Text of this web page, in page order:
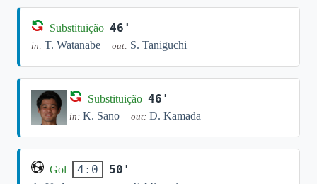
Substituição 46'
in: T. Watanabe out: S. Taniguchi
Substituição 46'
in: K. Sano out: D. Kamada
Gol 4:0 50'